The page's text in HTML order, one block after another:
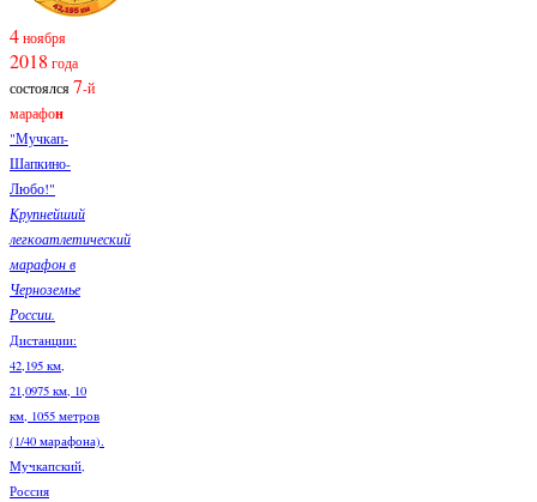
4ноября
2018 года
состоялся7-й
марафон
"Мучкап-
Шапкино-
Любо!"
Крупнейший
легкоатлетический
марафон в
Черноземье
России.
Дистанции:
42,195 км,
21,0975 км, 10
км, 1055 метров
(1/40 марафона).
Мучкапский,
Россия